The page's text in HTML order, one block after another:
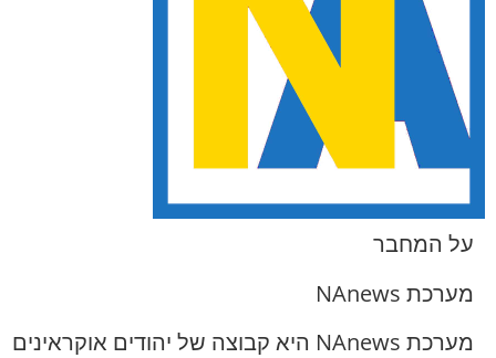
על המחבר
מערכת NAnews
מערכת NAnews היא קבוצה של יהודים אוקראינים